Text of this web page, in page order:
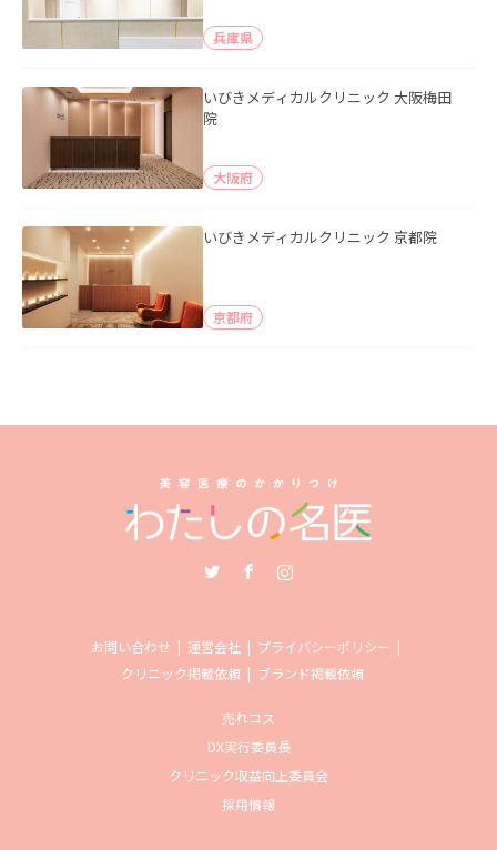
兵庫県
いびきメディカルクリニック 大阪梅田
院
大阪府
いびきメディカルクリニック 京都院
京都府
お問い合わせ 運営会社
プライバシーポリシー
クリニック掲載依頼
ブランド掲載依頼
売れコス
DX実行委員長
クリニック収益向上委員会
採用情報